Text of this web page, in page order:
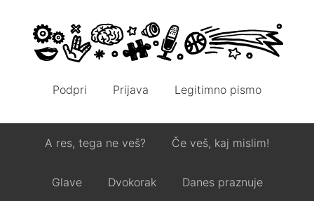
Podpri Prijava Legitimno pismo
A res, tega ne veš? Če veš, kaj mislim!
Glave Dvokorak Danes praznuje